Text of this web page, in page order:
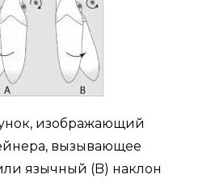
изображающий
вызывающее
язычный (B) наклон